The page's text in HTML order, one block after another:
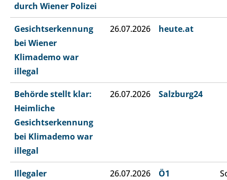
durch Wiener Polizei
Gesichtserkennung
bei Wiener
Klimademo war
illegal
26.07.2026 heute.at
Behörde stellt klar:
Heimliche
Gesichtserkennung
bei Klimademo war
illegal
26.07.2026 Salzburg24
Illegaler
26.07.2026 Ö1